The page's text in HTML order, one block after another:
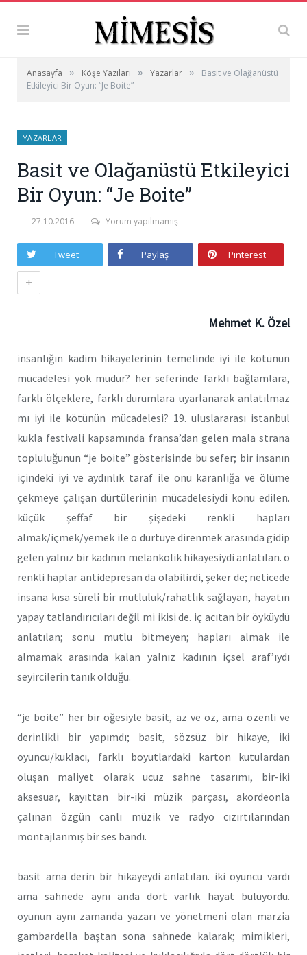
Anasayfa » Köşe Yazıları » Yazarlar »
Basit ve Olağanüstü
Etkileyici Bir Oyun: “Je Boite”
YAZARLAR
Basit ve Olağanüstü Etkileyici
Bir Oyun: “Je Boite”
27.10.2016 Yorum yapılmamış
Tweet Paylaş Pinterest
+
Mehmet K. Özel
insanlığın kadim hikayelerinin temelinde iyi ile kötünün
mücadelesi yok mudur? her seferinde farklı bağlamlara,
farklı ölçeklere, farklı durumlara uyarlanarak anlatılmaz
mı iyi ile kötünün mücadelesi? 19. uluslararası istanbul
kukla festivali kapsamında fransa’dan gelen mala strana
topluluğunun “je boite” gösterisinde bu sefer; bir insanın
içindeki iyi ve aydınlık taraf ile onu karanlığa ve ölüme
çekmeye çalışan dürtülerinin mücadelesiydi konu edilen.
küçük şeffaf bir şişedeki renkli hapları
almak/içmek/yemek ile o dürtüye direnmek arasında gidip
gelen yalnız bir kadının melankolik hikayesiydi anlatılan. o
renkli haplar antidepresan da olabilirdi, şeker de; neticede
insana kısa süreli bir mutluluk/rahatlık sağlayan, hayatın
yapay tatlandırıcıları değil mi ikisi de. iç acıtan bir öyküydü
anlatılan; sonu mutlu bitmeyen; hapları almak ile
almamak arasında kalan yalnız kadının içsel araf’ıydı
seyircilerin tanık olduğu.
“je boite” her bir öğesiyle basit, az ve öz, ama özenli ve
derinlikli bir yapımdı; basit, sözsüz bir hikaye, iki
oyuncu/kuklacı, farklı boyutlardaki karton kutulardan
oluşan maliyet olarak ucuz sahne tasarımı, bir-iki
aksesuar, kayıttan bir-iki müzik parçası, akordeonla
çalınan özgün canlı müzik ve radyo cızırtılarından
montajlanmış bir ses bandı.
basit ama derin bir hikayeydi anlatılan. iki oyuncu vardı
ama sahnede aynı anda dört varlık hayat buluyordu.
oyunun aynı zamanda yazarı ve yönetmeni olan marzia
gambardella baştan sona sahnede kalarak; mimikleri,